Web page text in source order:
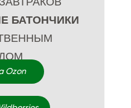
БАТОНЧИКИ
Ozon